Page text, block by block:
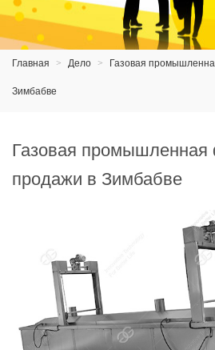
Главная > Дело > Газовая
Зимбабве
Газовая
продажи в Зимбабве